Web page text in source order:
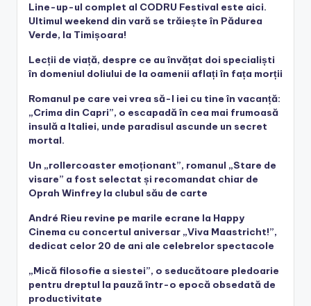
Line-up-ul complet al CODRU Festival este aici.
Ultimul weekend din vară se trăiește în Pădurea
Verde, la Timișoara!
Lecții de viață, despre ce au învățat doi specialiști
în domeniul doliului de la oamenii aflați în fața morții
Romanul pe care vei vrea să-l iei cu tine în vacanță:
„Crima din Capri”, o escapadă în cea mai frumoasă
insulă a Italiei, unde paradisul ascunde un secret
mortal.
Un „rollercoaster emoționant”, romanul „Stare de
visare” a fost selectat și recomandat chiar de
Oprah Winfrey la clubul său de carte
André Rieu revine pe marile ecrane la Happy
Cinema cu concertul aniversar „Viva Maastricht!”,
dedicat celor 20 de ani ale celebrelor spectacole
„Mică filosofie a siestei”, o seducătoare pledoarie
pentru dreptul la pauză într-o epocă obsedată de
productivitate